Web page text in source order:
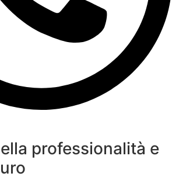
professionalità e